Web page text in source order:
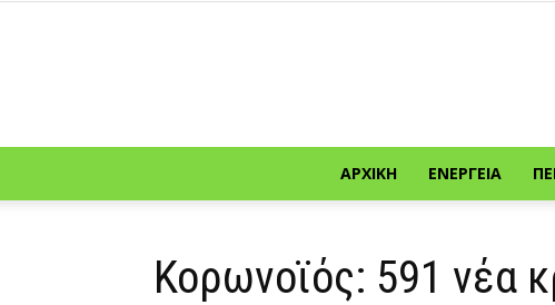
ΑΡΧΙΚΉ ΕΝΈΡΓΕΙΑ
Κορωνοϊός: 591 νέα